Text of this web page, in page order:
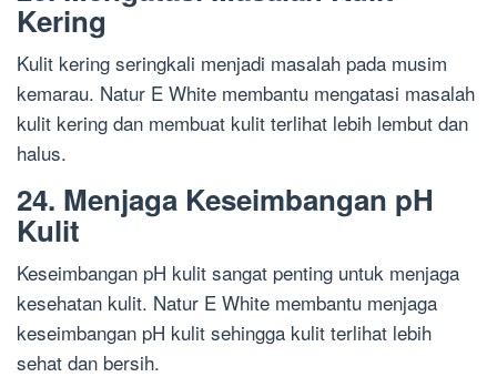
Kering
Kulit kering seringkali menjadi masalah pada musim
kemarau. Natur E White membantu mengatasi masalah
kulit kering dan membuat kulit terlihat lebih lembut dan
halus.
24. Menjaga Keseimbangan pH
Kulit
Keseimbangan pH kulit sangat penting untuk menjaga
kesehatan kulit. Natur E White membantu menjaga
keseimbangan pH kulit sehingga kulit terlihat lebih
sehat dan bersih.